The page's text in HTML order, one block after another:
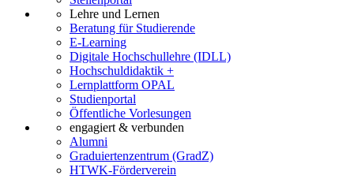
Lehre und Lernen
Beratung für Studierende
E-Learning
Digitale Hochschullehre (IDLL)
Hochschuldidaktik +
Lernplattform OPAL
Studienportal
Öffentliche Vorlesungen
engagiert & verbunden
Alumni
Graduiertenzentrum (GradZ)
HTWK-Förderverein